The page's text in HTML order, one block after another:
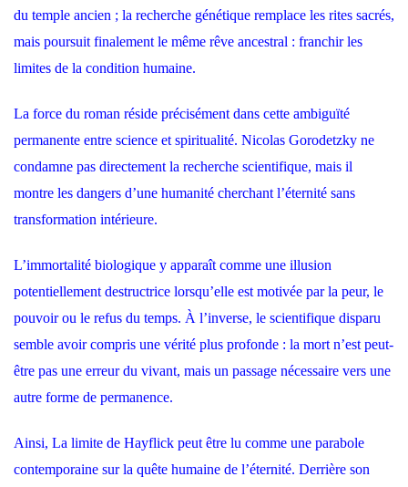
du temple ancien ; la recherche génétique remplace les rites sacrés,
mais poursuit finalement le même rêve ancestral : franchir les
limites de la condition humaine.
La force du roman réside précisément dans cette ambiguïté
permanente entre science et spiritualité. Nicolas Gorodetzky ne
condamne pas directement la recherche scientifique, mais il
montre les dangers d’une humanité cherchant l’éternité sans
transformation intérieure.
L’immortalité biologique y apparaît comme une illusion
potentiellement destructrice lorsqu’elle est motivée par la peur, le
pouvoir ou le refus du temps. À l’inverse, le scientifique disparu
semble avoir compris une vérité plus profonde : la mort n’est peut-
être pas une erreur du vivant, mais un passage nécessaire vers une
autre forme de permanence.
Ainsi, La limite de Hayflick peut être lu comme une parabole
contemporaine sur la quête humaine de l’éternité. Derrière son